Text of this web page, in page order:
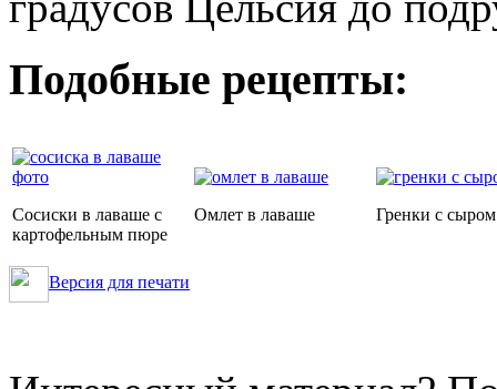
Подобные рецепты:
Сосиски в лаваше с
картофельным пюре
Омлет в лаваше Гренки с сыром
Версия для печати